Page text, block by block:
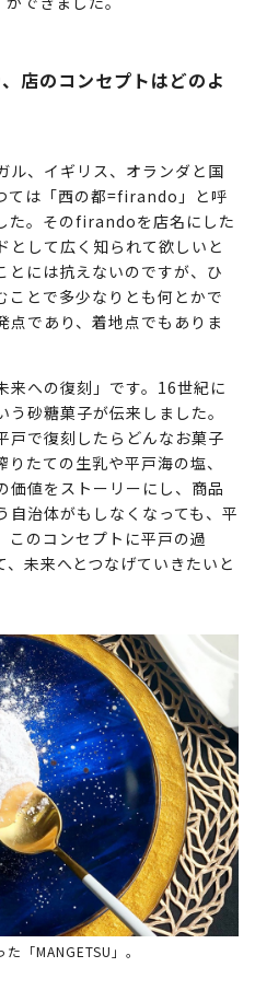
店のコンセプトはどのよ
ル、イギリス、オランダと国
ては「西の都=firando」と呼
た。そのfirandoを店名にした
として広く知られて欲しいと
とには抗えないのですが、ひ
ことで多少なりとも何とかで
点であり、着地点でもありま
来への復刻」です。16世紀に
砂糖菓子が伝来しました。
戸で復刻したらどんなお菓子
たての生乳や平戸海の塩、
価値をストーリーにし、商品
自治体がもしなくなっても、平
このコンセプトに平戸の過
未来へとつなげていきたいと
「MANGETSU」。